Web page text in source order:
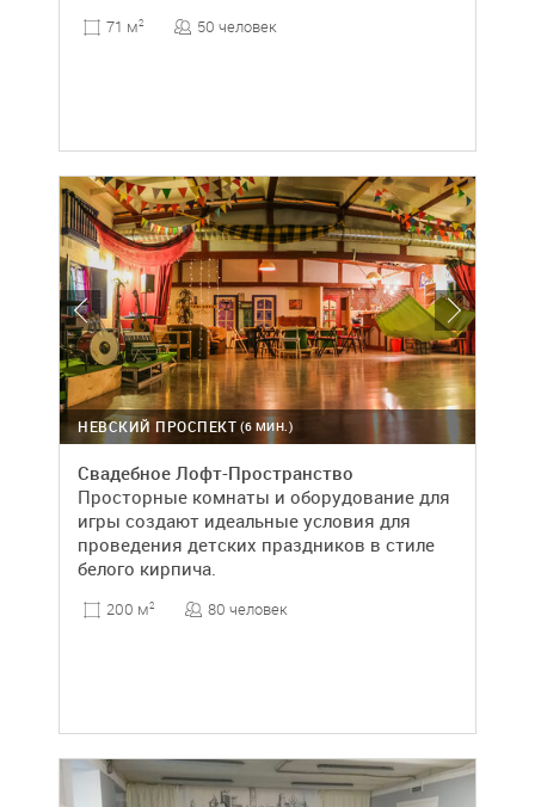
71 м2 50 человек
(6 МИН.)
НЕВСКИЙ ПРОСПЕКТ
Свадебное Лофт-Пространство
Просторные комнаты и оборудование для
игры создают идеальные условия для
проведения детских праздников в стиле
белого кирпича.
200 м2 80 человек